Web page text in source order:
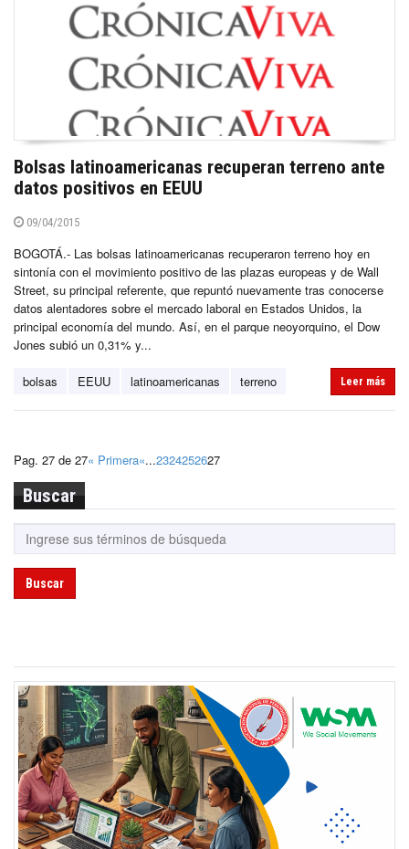
Bolsas latinoamericanas recuperan terreno ante
datos positivos en EEUU
09/04/2015
BOGOTÁ.- Las bolsas latinoamericanas recuperaron terreno hoy en
sintonía con el movimiento positivo de las plazas europeas y de Wall
Street, su principal referente, que repuntó nuevamente tras conocerse
datos alentadores sobre el mercado laboral en Estados Unidos, la
principal economía del mundo. Así, en el parque neoyorquino, el Dow
Jones subió un 0,31% y...
bolsas EEUU latinoamericanas terreno Leer más
Pag. 27 de 27« Primera«...2324252627
Buscar
Buscar